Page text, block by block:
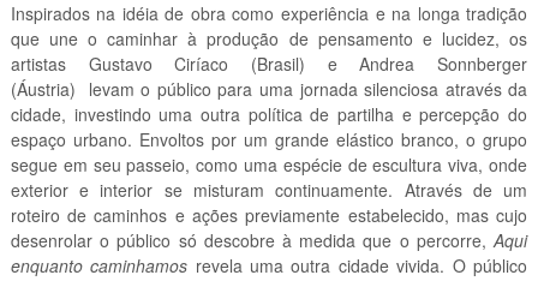
Inspirados na idéia de obra como experiência e na longa tradição
que une o caminhar à produção de pensamento e lucidez, os
artistas Gustavo Ciríaco (Brasil) e Andrea Sonnberger
(Áustria) levam o público para uma jornada silenciosa através da
cidade, investindo uma outra política de partilha e percepção do
espaço urbano. Envoltos por um grande elástico branco, o grupo
segue em seu passeio, como uma espécie de escultura viva, onde
exterior e interior se misturam continuamente. Através de um
roteiro de caminhos e ações previamente estabelecido, mas cujo
desenrolar o público só descobre à medida que o percorre, Aqui
enquanto caminhamos revela uma outra cidade vivida. O público